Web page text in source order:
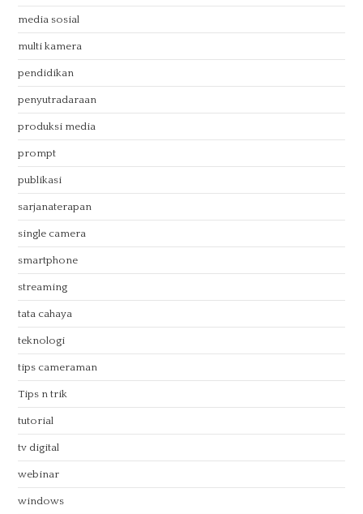
media sosial
multi kamera
pendidikan
penyutradaraan
produksi media
prompt
publikasi
sarjanaterapan
single camera
smartphone
streaming
tata cahaya
teknologi
tips cameraman
Tips n trik
tutorial
tv digital
webinar
windows